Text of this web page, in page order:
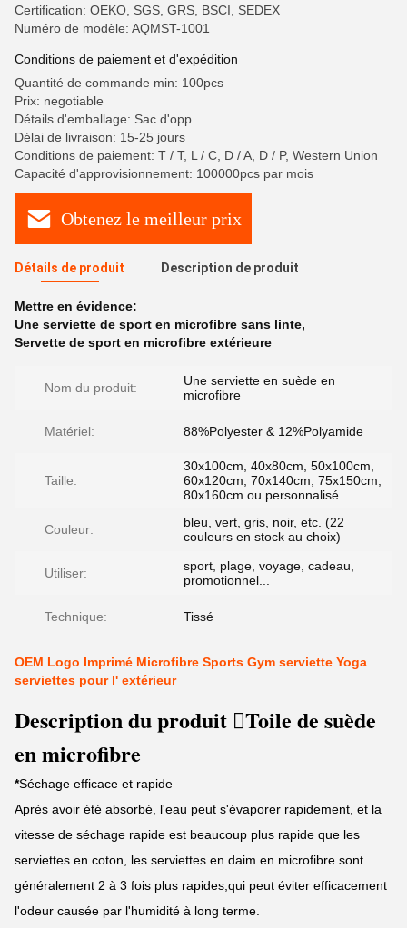
Certification: OEKO, SGS, GRS, BSCI, SEDEX
Numéro de modèle: AQMST-1001
Conditions de paiement et d'expédition
Quantité de commande min: 100pcs
Prix: negotiable
Détails d'emballage: Sac d'opp
Délai de livraison: 15-25 jours
Conditions de paiement: T / T, L / C, D / A, D / P, Western Union
Capacité d'approvisionnement: 100000pcs par mois
Obtenez le meilleur prix
Détails de produit Description de produit
Mettre en évidence:
Une serviette de sport en microfibre sans linte,
Servette de sport en microfibre extérieure
Nom du produit:
Une serviette en suède en
microfibre
Matériel: 88%Polyester & 12%Polyamide
Taille:
30x100cm, 40x80cm, 50x100cm,
60x120cm, 70x140cm, 75x150cm,
80x160cm ou personnalisé
Couleur:
bleu, vert, gris, noir, etc. (22
couleurs en stock au choix)
Utiliser:
sport, plage, voyage, cadeau,
promotionnel...
Technique: Tissé
OEM Logo Imprimé Microfibre Sports Gym serviette Yoga
serviettes pour l' extérieur
Description du produit Toile de suède
en microfibre
*Séchage efficace et rapide
Après avoir été absorbé, l'eau peut s'évaporer rapidement, et la
vitesse de séchage rapide est beaucoup plus rapide que les
serviettes en coton, les serviettes en daim en microfibre sont
généralement 2 à 3 fois plus rapides,qui peut éviter efficacement
l'odeur causée par l'humidité à long terme.